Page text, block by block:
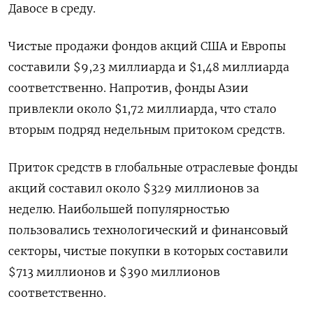
Давосе в среду.
Чистые продажи фондов акций США и Европы
составили $9,23 миллиарда и $1,48 миллиарда
соответственно. Напротив, фонды Азии
привлекли около $1,72 миллиарда, что стало
вторым подряд недельным притоком средств.
Приток средств в глобальные отраслевые фонды
акций составил около $329 миллионов за
неделю. Наибольшей популярностью
пользовались технологический и финансовый
секторы, чистые покупки в которых составили
$713 миллионов и $390 миллионов
соответственно.